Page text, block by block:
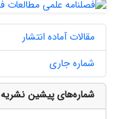
مقالات آماده انتشار
شماره جاری
شماره‌های پیشین نشریه